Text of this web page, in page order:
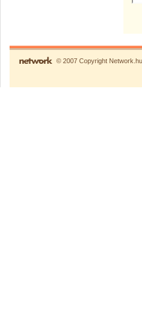
© 2007 Copyright